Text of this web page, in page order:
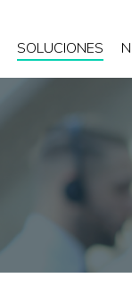
SOLUCIONES